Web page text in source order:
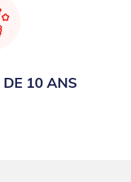
DE 10 ANS